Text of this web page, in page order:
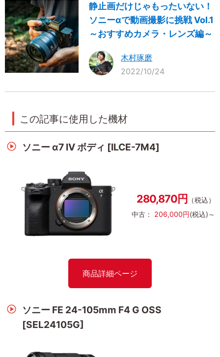
静止画だけじゃもったいない！
ソニーαで動画撮影に挑戦 Vol.1
～おすすめカメラ・レンズ編～
木村琢磨
2022/10/24
この記事に使用した機材
ソニー α7 IV ボディ [ILCE-7M4]
280,870円
（税込）
中古： 206,000円(税込)～
商品詳細ページ
ソニー FE 24-105mm F4 G OSS
[SEL24105G]